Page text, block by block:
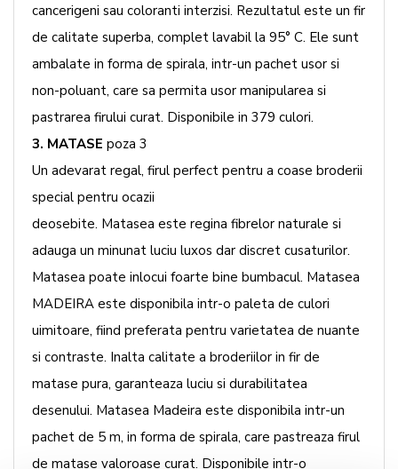
cancerigeni sau coloranti interzisi. Rezultatul este un fir
de calitate superba, complet lavabil la 95° C. Ele sunt
ambalate in forma de spirala, intr-un pachet usor si
non-poluant, care sa permita usor manipularea si
pastrarea firului curat. Disponibile in 379 culori.
3. MATASE poza 3
Un adevarat regal, firul perfect pentru a coase broderii
special pentru ocazii
deosebite. Matasea este regina fibrelor naturale si
adauga un minunat luciu luxos dar discret cusaturilor.
Matasea poate inlocui foarte bine bumbacul. Matasea
MADEIRA este disponibila intr-o paleta de culori
uimitoare, fiind preferata pentru varietatea de nuante
si contraste. Inalta calitate a broderiilor in fir de
matase pura, garanteaza luciu si durabilitatea
desenului. Matasea Madeira este disponibila intr-un
pachet de 5 m, in forma de spirala, care pastreaza firul
de matase valoroase curat. Disponibile intr-o